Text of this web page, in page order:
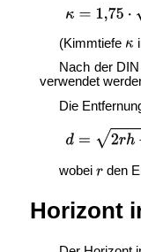
(Kimmtiefe
Nach der
verwendet
Die
wobei den
Horizont